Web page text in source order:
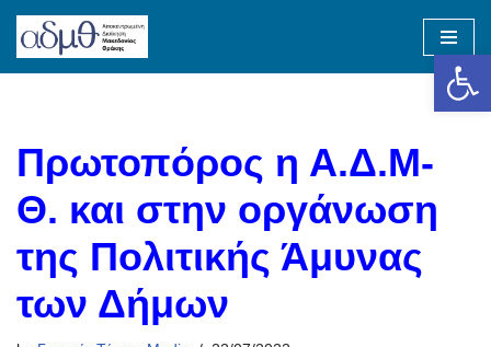
Skip
Πρωτοπόρος η Α.Δ.Μ-
Θ. και στην οργάνωση
της Πολιτικής Άμυνας
των Δήμων